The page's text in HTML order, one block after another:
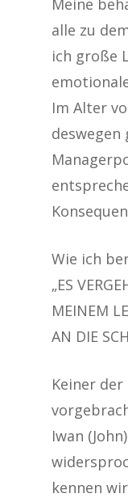
alle zu
ich große
Im Alter
deswegen
Wie ich
„ES
MEINEM
AN DIE
Keiner
Iwan
kennen